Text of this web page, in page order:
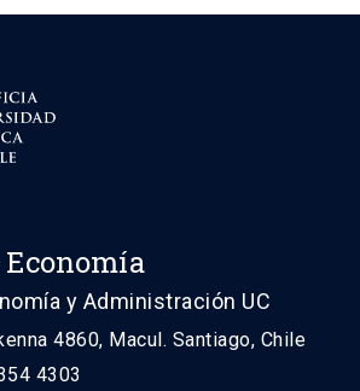
y Administración UC
4860, Macul. Santiago, Chile
4303